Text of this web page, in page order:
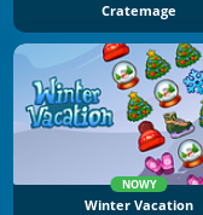
Cratemage
NOWY
Winter Vacation